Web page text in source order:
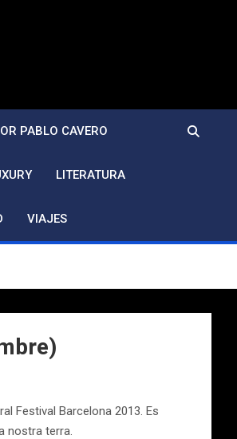
PABLO CAVERO
LITERATURA
VIAJES
Festival Barcelona 2013. Es
nostra terra.